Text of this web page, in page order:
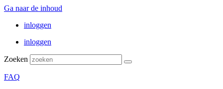
Ga naar de inhoud
inloggen
inloggen
Zoeken
FAQ